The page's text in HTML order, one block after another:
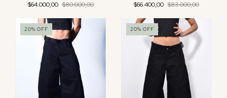
$64.000,00 $80.000,00
$66.400,00 $83.000,00
20% OFF 20% OFF